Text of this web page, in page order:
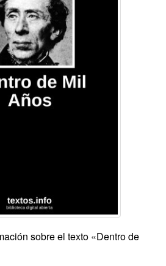
sobre el texto «Dentro de